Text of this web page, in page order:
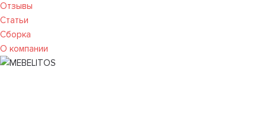
Отзывы
Статьи
Сборка
О компании